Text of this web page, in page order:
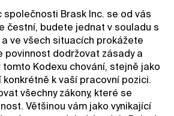
společnosti Brask Inc. se od vás
čestní, budete jednat v souladu s
ve všech situacích prokážete
povinnost dodržovat zásady a
tomto Kodexu chování, stejně jako
konkrétně k vaší pracovní pozici.
všechny zákony, které se
Většinou vám jako vynikající